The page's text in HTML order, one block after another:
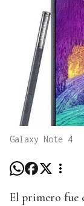
Galaxy Note 4
El primero fue